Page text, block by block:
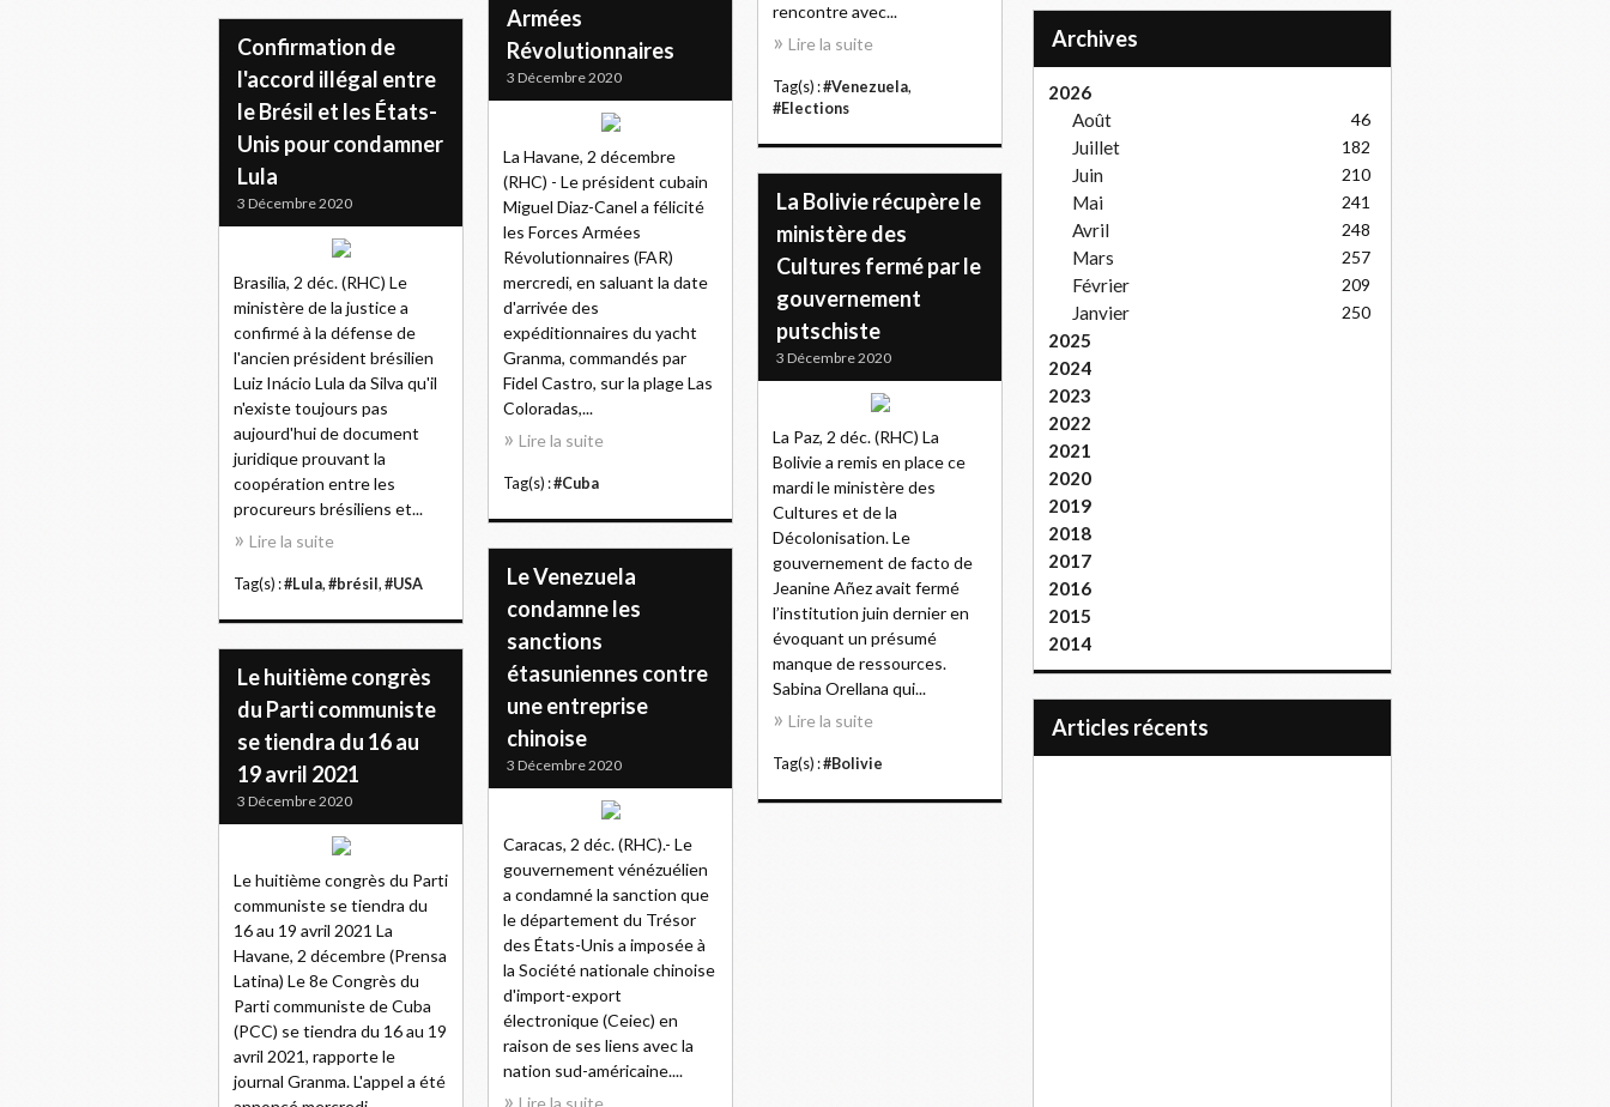
rencontre avec...
Lire la suite
Tag(s) :#Venezuela,
#Elections
Armées
Révolutionnaires
3 Décembre 2020
La Havane, 2 décembre
(RHC) - Le président cubain
Miguel Diaz-Canel a félicité
les Forces Armées
Révolutionnaires (FAR)
mercredi, en saluant la date
d'arrivée des
expéditionnaires du yacht
Granma, commandés par
Fidel Castro, sur la plage Las
Coloradas,...
Lire la suite
Tag(s) :#Cuba
Confirmation de
l'accord illégal entre
le Brésil et les États-
Unis pour condamner
Lula
3 Décembre 2020
Brasilia, 2 déc. (RHC) Le
ministère de la justice a
confirmé à la défense de
l'ancien président brésilien
Luiz Inácio Lula da Silva qu'il
n'existe toujours pas
aujourd'hui de document
juridique prouvant la
coopération entre les
procureurs brésiliens et...
Lire la suite
Tag(s) :#Lula, #brésil , #USA
La Bolivie récupère le
ministère des
Cultures fermé par le
gouvernement
putschiste
3 Décembre 2020
La Paz, 2 déc. (RHC) La
Bolivie a remis en place ce
mardi le ministère des
Cultures et de la
Décolonisation. Le
gouvernement de facto de
Jeanine Añez avait fermé
l’institution juin dernier en
évoquant un présumé
manque de ressources.
Sabina Orellana qui...
Lire la suite
Tag(s) :#Bolivie
Le Venezuela
condamne les
sanctions
étasuniennes contre
une entreprise
chinoise
3 Décembre 2020
Caracas, 2 déc. (RHC).- Le
gouvernement vénézuélien
a condamné la sanction que
le département du Trésor
des États-Unis a imposée à
la Société nationale chinoise
d'import-export
électronique (Ceiec) en
raison de ses liens avec la
nation sud-américaine....
Lire la suite
Le huitième congrès
du Parti communiste
se tiendra du 16 au
19 avril 2021
3 Décembre 2020
Le huitième congrès du Parti
communiste se tiendra du
16 au 19 avril 2021 La
Havane, 2 décembre (Prensa
Latina) Le 8e Congrès du
Parti communiste de Cuba
(PCC) se tiendra du 16 au 19
avril 2021, rapporte le
journal Granma. L'appel a été
Archives
2026
Août
46
Juillet 182
Juin 210
Mai 241
Avril 248
Mars 257
Février 209
Janvier 250
2025
2024
2023
2022
2021
2020
2019
2018
2017
2016
2015
2014
articles récents